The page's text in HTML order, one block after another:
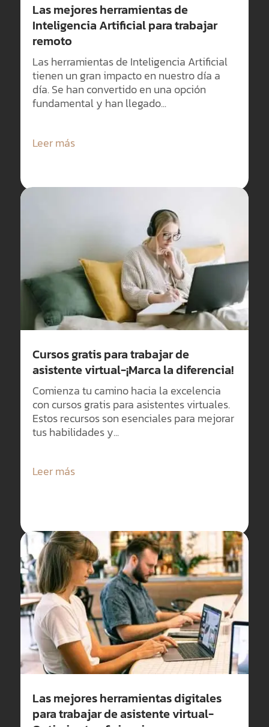
Las mejores herramientas de
Inteligencia Artificial para trabajar
remoto
Las herramientas de Inteligencia Artificial
tienen un gran impacto en nuestro día a
día. Se han convertido en una opción
fundamental y han llegado...
Leer más
Cursos gratis para trabajar de
asistente virtual-¡Marca la diferencia!
Comienza tu camino hacia la excelencia
con cursos gratis para asistentes virtuales.
Estos recursos son esenciales para mejorar
tus habilidades y...
Leer más
Las mejores herramientas digitales
para trabajar de asistente virtual-